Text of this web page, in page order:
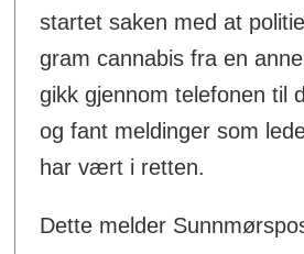
startet saken med at
gram cannabis fra en
gikk gjennom telefonen til
og fant meldinger som
har vært i retten.
Dette melder